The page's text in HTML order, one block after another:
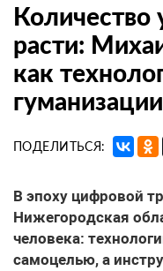
расти:
как
ПОДЕЛИТЬСЯ:
В эпоху цифровой
Нижегородская
человека:
самоцелью, а